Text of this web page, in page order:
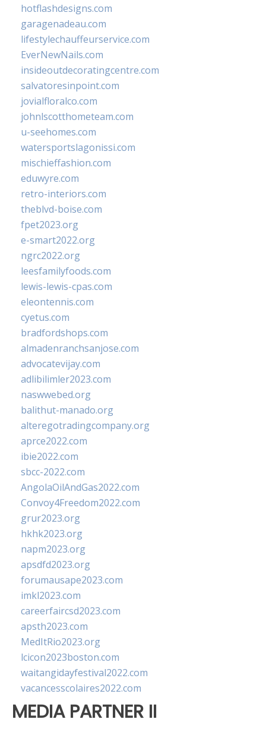
hotflashdesigns.com
garagenadeau.com
lifestylechauffeurservice.com
EverNewNails.com
insideoutdecoratingcentre.com
salvatoresinpoint.com
jovialfloralco.com
johnlscotthometeam.com
u-seehomes.com
watersportslagonissi.com
mischieffashion.com
eduwyre.com
retro-interiors.com
theblvd-boise.com
fpet2023.org
e-smart2022.org
ngrc2022.org
leesfamilyfoods.com
lewis-lewis-cpas.com
eleontennis.com
cyetus.com
bradfordshops.com
almadenranchsanjose.com
advocatevijay.com
adlibilimler2023.com
naswwebed.org
balithut-manado.org
alteregotradingcompany.org
aprce2022.com
ibie2022.com
sbcc-2022.com
AngolaOilAndGas2022.com
Convoy4Freedom2022.com
grur2023.org
hkhk2023.org
napm2023.org
apsdfd2023.org
forumausape2023.com
imkl2023.com
careerfaircsd2023.com
apsth2023.com
MedItRio2023.org
lcicon2023boston.com
waitangidayfestival2022.com
vacancesscolaires2022.com
MEDIA PARTNER II